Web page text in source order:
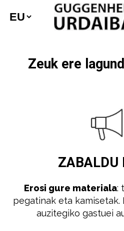
Zeuk ere
ZABALDU
Erosi gure materiala:
pegatinak eta
auzitegiko gastuei